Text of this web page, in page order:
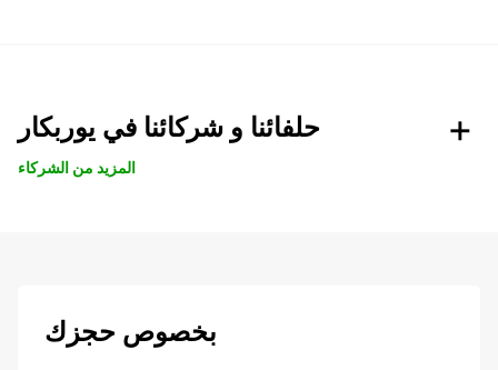
حلفائنا و شركائنا في يوربكار
المزيد من الشركاء
بخصوص حجزك